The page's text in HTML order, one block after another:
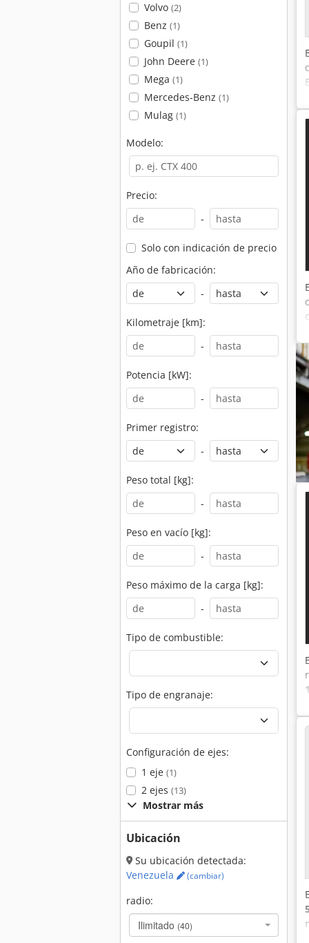
Volvo (2)
Benz (1)
Goupil (1)
John Deere (1)
Mega (1)
Mercedes-Benz (1)
Mulag (1)
Modelo:
Precio:
-
Solo con indicación de precio
Año de fabricación:
-
Kilometraje [km]:
-
Potencia [kW]:
-
Primer registro:
-
Peso total [kg]:
-
Peso en vacío [kg]:
-
Peso máximo de la carga [kg]:
-
Tipo de combustible:
Tipo de engranaje:
Configuración de ejes:
1 eje (1)
2 ejes (13)
Mostrar más
Ubicación
Su ubicación detectada:
Venezuela
(cambiar)
radio:
Ilimitado (40)